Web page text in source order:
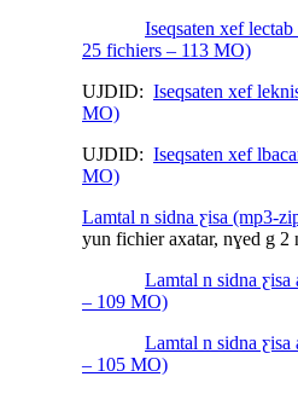
Iseqsaten xef
25 fichiers – 113 MO)
UJDID: Iseqsaten xef
MO)
UJDID: Iseqsaten xef
MO)
Lamtal n sidna ƹisa (mp3-
yun fichier axatar, nɣed g
Lamtal n sidna
– 109 MO)
Lamtal n sidna
– 105 MO)